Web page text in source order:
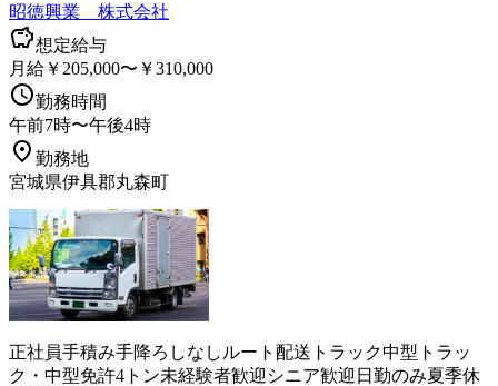
昭徳興業 株式会社
想定給与
月給￥205,000〜￥310,000
勤務時間
午前7時〜午後4時
勤務地
宮城県伊具郡丸森町
正社員手積み手降ろしなし ルート配送 トラック中型トラッ
ク・中型免許4トン未経験者歓迎 シニア歓迎 日勤のみ夏季休